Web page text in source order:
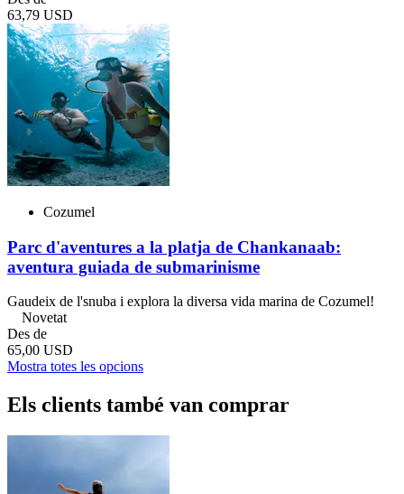
63,79 USD
Cozumel
Parc d'aventures a la platja de Chankanaab:
aventura guiada de submarinisme
Gaudeix de l'snuba i explora la diversa vida marina de Cozumel!
Novetat
Des de
65,00 USD
Mostra totes les opcions
Els clients també van comprar